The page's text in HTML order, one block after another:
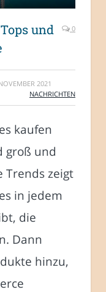
und
0
2021
NACHRICHTEN
kaufen
groß und
Trends zeigt
in jedem
die
Dann
hinzu,